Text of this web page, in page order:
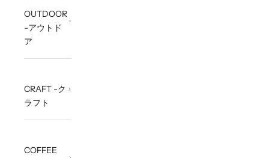
OUTDOOR
-アウトド
ア
CRAFT -ク
ラフト
COFFEE